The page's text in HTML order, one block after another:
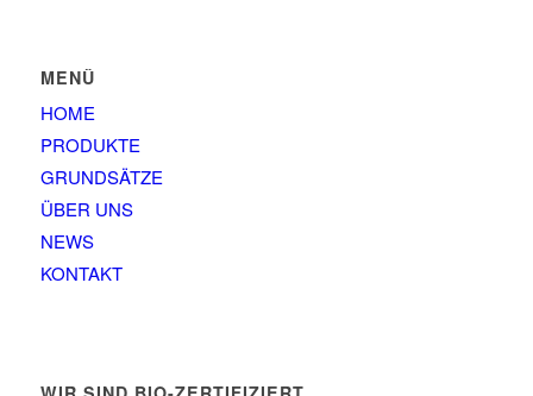
MENÜ
HOME
PRODUKTE
GRUNDSÄTZE
ÜBER UNS
NEWS
KONTAKT